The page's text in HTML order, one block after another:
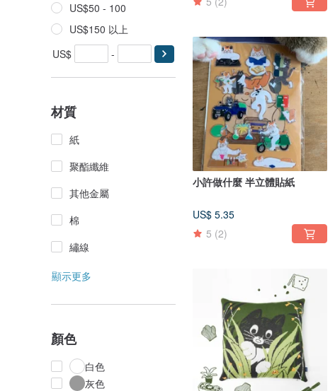
US$50 - 100
US$150 以上
US$
-
材質
紙
聚酯纖維
其他金屬
棉
繡線
顯示更多
顏色
白色
灰色
小許做什麼 半立體貼紙
US$ 5.35
5 (2)